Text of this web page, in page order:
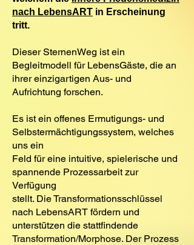
nach LebensART in Erscheinung
tritt.
Dieser SternenWeg ist ein
Begleitmodell für LebensGäste, die an
ihrer einzigartigen Aus- und
Aufrichtung forschen.
Es ist ein offenes Ermutigungs- und
Selbstermächtigungssystem, welches
uns ein
Feld für eine intuitive, spielerische und
spannende Prozessarbeit zur
Verfügung
stellt. Die Transformationsschlüssel
nach LebensART fördern und
unterstützen die stattfindende
Transformation/Morphose. Der Prozess